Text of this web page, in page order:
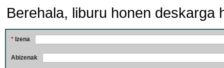
Berehala, liburu honen deskarga
* Izena
Abizenak